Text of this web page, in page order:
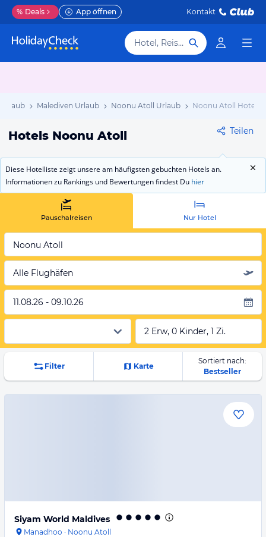
% Deals App öffnen Kontakt
Hotel, Reiseziel
Malediven Urlaub Noonu Atoll Urlaub Noonu Atoll Hotels
Hotels Noonu Atoll Teilen
Diese Hotelliste zeigt unsere am häufigsten gebuchten Hotels an.
Informationen zu Rankings und Bewertungen findest Du hier
Pauschalreisen Nur Hotel
Noonu Atoll
Alle Flughäfen
11.08.26 - 09.10.26
2 Erw, 0 Kinder, 1 Zi.
Filter Karte
Sortiert nach:
Bestseller
Siyam World Maldives
Manadhoo · Noonu Atoll